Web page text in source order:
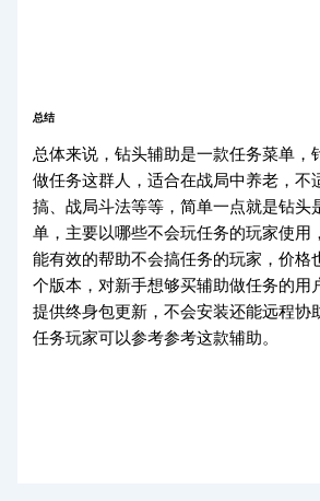
总结
总体来说，钻头辅助是一款任务菜单，
做任务这群人，适合在战局中养老，不
搞、战局斗法等等，简单一点就是钻头
单，主要以哪些不会玩任务的玩家使用
能有效的帮助不会搞任务的玩家，价格
个版本，对新手想够买辅助做任务的用
提供终身包更新，不会安装还能远程协
任务玩家可以参考参考这款辅助。